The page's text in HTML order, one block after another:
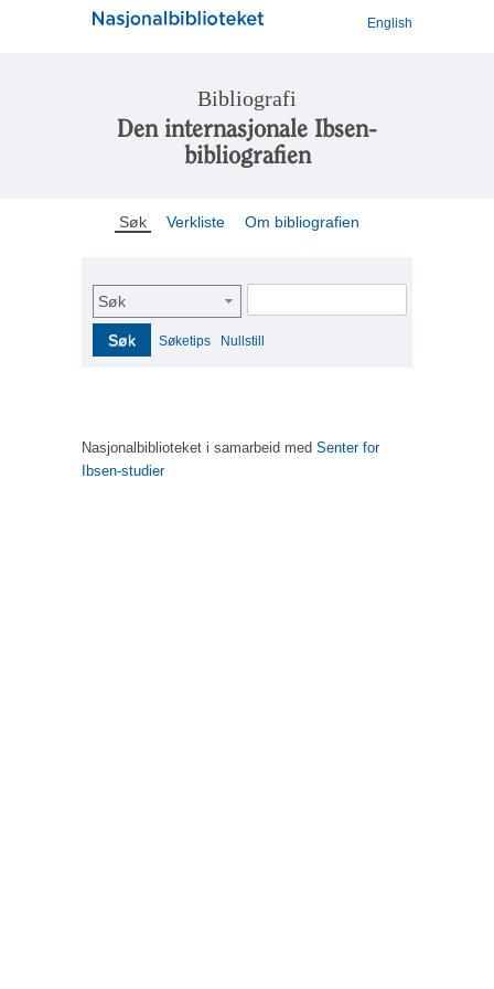
English
Bibliografi
Den internasjonale Ibsen-
bibliografien
Søk Verkliste Om bibliografien
Søk
Søk Søketips Nullstill
Nasjonalbiblioteket i samarbeid med Senter for
Ibsen-studier